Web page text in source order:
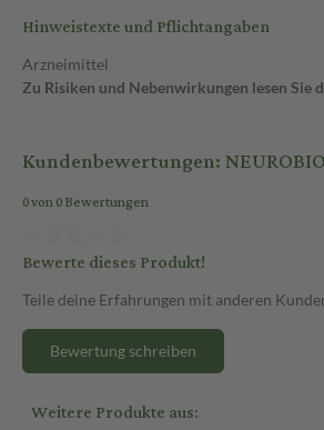
Hinweistexte und Pflichtangaben
Arzneimittel
Zu Risiken und Nebenwirkungen lesen Sie
Kundenbewertungen:
0 von 0 Bewertungen
Bewerte dieses Produkt!
Teile deine Erfahrungen mit anderen
Bewertung schreiben
Weitere Produkte aus: